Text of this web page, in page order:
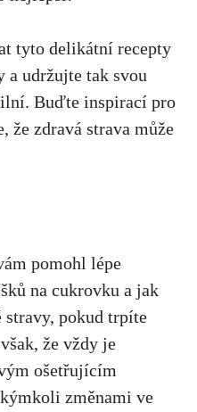
tyto delikátní recepty
a udržujte⁤ tak svou
Buďte inspirací pro
že⁢ zdravá strava může
pomohl ⁣lépe
na cukrovku a jak
stravy, pokud trpíte
že ⁣vždy ⁣je
ošetřujícím
změnami ve